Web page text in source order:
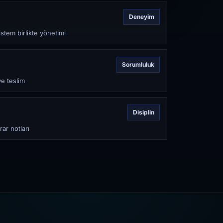
Deneyim
birlikte yönetimi
Sorumluluk
teslim
Disiplin
notları